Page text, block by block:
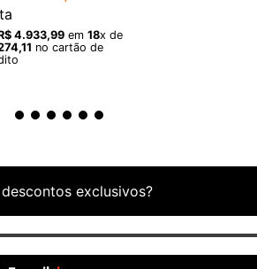
fabricante
4.933,99 em 18x de
,11 no cartão de
descontos exclusivos?